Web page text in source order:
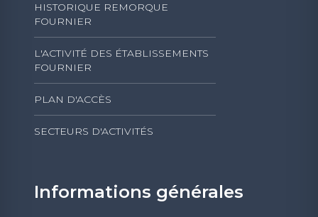
HISTORIQUE REMORQUE
FOURNIER
L'ACTIVITÉ DES ÉTABLISSEMENTS
FOURNIER
PLAN D'ACCÈS
SECTEURS D'ACTIVITÉS
Informations générales